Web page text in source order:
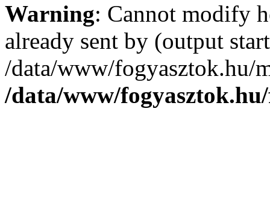
Warning: Cannot modify
already sent by (output
/data/www/fogyasztok.hu/
/data/www/